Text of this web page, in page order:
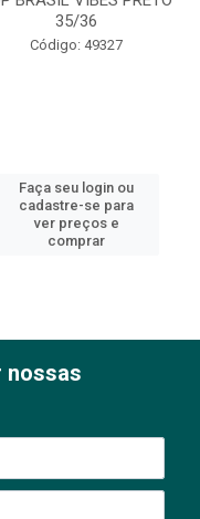
35/36
Código: 49327
Faça seu login ou
cadastre-se para
ver preços e
comprar
nossas